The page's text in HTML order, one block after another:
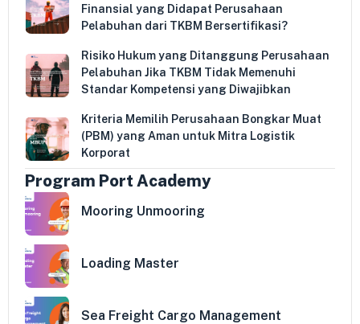
Finansial yang Didapat Perusahaan
Pelabuhan dari TKBM Bersertifikasi?
Risiko Hukum yang Ditanggung Perusahaan
Pelabuhan Jika TKBM Tidak Memenuhi
Standar Kompetensi yang Diwajibkan
Kriteria Memilih Perusahaan Bongkar Muat
(PBM) yang Aman untuk Mitra Logistik
Korporat
Program Port Academy
Mooring Unmooring
Loading Master
Sea Freight Cargo Management